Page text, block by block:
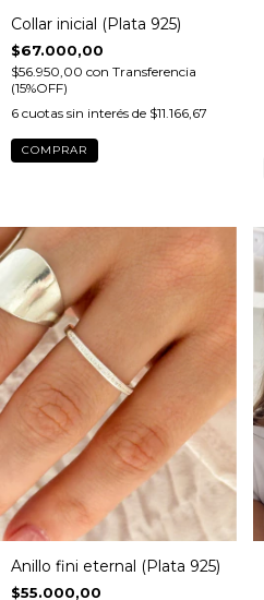
Collar inicial (Plata 925)
$67.000,00
$56.950,00 con Transferencia
(15%OFF)
6 cuotas sin interés de $11.166,67
COMPRAR
Anillo fini eternal (Plata 925)
$55.000,00